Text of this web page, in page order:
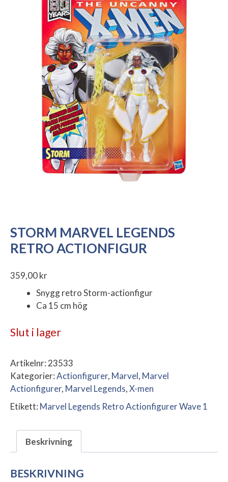
STORM MARVEL LEGENDS
RETRO ACTIONFIGUR
359,00kr
Snygg retro Storm-actionfigur
Ca 15 cm hög
Slut i lager
Artikelnr: 23533
Kategorier:Actionfigurer, Marvel, Marvel
Actionfigurer, Marvel Legends,X-men
Etikett: Marvel Legends Retro Actionfigurer Wave 1
Beskrivning
BESKRIVNING